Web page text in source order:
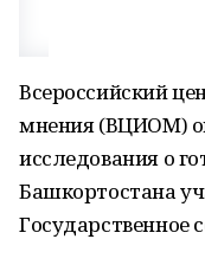
Всероссийский
мнения (ВЦИОМ)
исследования о
Башкортостана
Государственное